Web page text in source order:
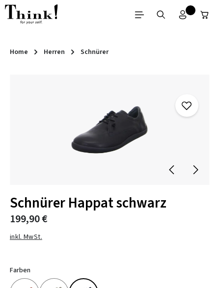
Zum Hauptinhalt springen
Home Herren Schnürer
Schnürer Happat schwarz
199,90 €
inkl. MwSt.
Farben